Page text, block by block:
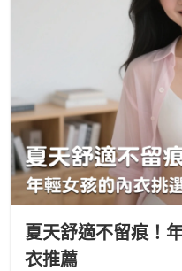
夏天舒適不留痕！
衣推薦